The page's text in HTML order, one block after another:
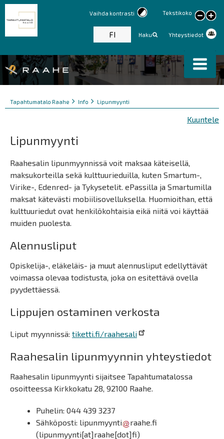
Tekstikoko
text
Vaihda kontrasti
Haku Yhteystiedot
FI
Murupolku
You
Tapahtumatalo Raahe Info Lipunmyynti
Kuuntele
Lipunmyynti
Raahesalin lipunmyynnissä voit maksaa käteisellä,
maksukorteilla sekä kulttuurieduilla, kuten Smartum-,
Virike-, Edenred- ja Tykysetelit. ePassilla ja Smartumilla
maksat kätevästi mobiilisovelluksella. Huomioithan, että
kulttuuriedut ovat henkilökohtaisia eikä niitä voi käyttää
muiden puolesta.
Alennusliput
Opiskelija-, eläkeläis- ja muut alennusliput edellyttävät
voimassa olevaa todistusta, joka on esitettävä ovella
pyydettäessä.
Lippujen ostaminen verkosta
Liput myynnissä: tiketti.fi/raahesali
Raahesalin lipunmyynnin yhteystiedot
Raahesalin lipunmyynti sijaitsee Tapahtumatalossa
osoitteessa Kirkkokatu 28, 92100 Raahe.
Puhelin: 044 439 3237
Sähköposti: lipunmyynti
raahe.fi
(lipunmyynti[at]raahe[dot]fi)